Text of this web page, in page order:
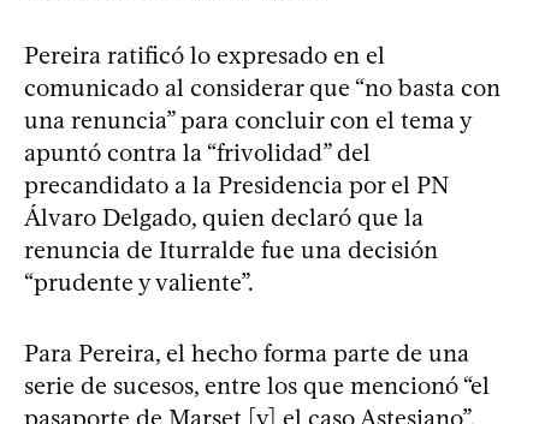
Pereira ratificó lo expresado en el
comunicado al considerar que “no basta con
una renuncia” para concluir con el tema y
apuntó contra la “frivolidad” del
precandidato a la Presidencia por el PN
Álvaro Delgado, quien declaró que la
renuncia de Iturralde fue una decisión
“prudente y valiente”.
Para Pereira, el hecho forma parte de una
serie de sucesos, entre los que mencionó “el
pasaporte de Marset [y] el caso Astesiano”,